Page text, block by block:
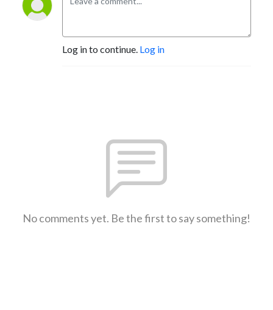
Log in to continue. Log in
No comments yet. Be the first to say something!